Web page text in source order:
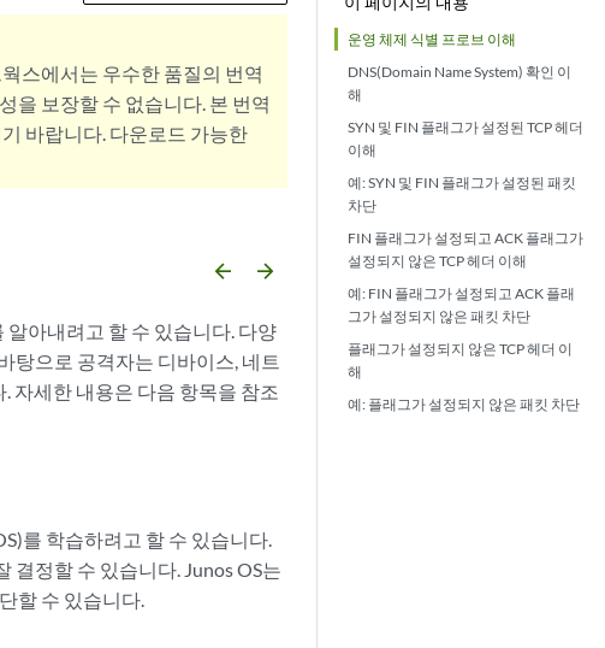
운영 체제 식별 프로브 이해
DNS(Domain Name System) 확인 이
해
SYN 및 FIN 플래그가 설정된 TCP 헤더
이해
예: SYN 및 FIN 플래그가 설정된 패킷
차단
FIN 플래그가 설정되고 ACK 플래그가
설정되지 않은 TCP 헤더 이해
예: FIN 플래그가 설정되고 ACK 플래
그가 설정되지 않은 패킷 차단
플래그가 설정되지 않은 TCP 헤더 이
해
예: 플래그가 설정되지 않은 패킷 차단
스에서는 우수한 품질의 번역
을 보장할 수 없습니다. 본 번역
바랍니다. 다운로드 가능한
arrow_backward arrow_forward
아내려고 할 수 있습니다. 다양
탕으로 공격자는 디바이스, 네트
자세한 내용은 다음 항목을 참조
를 학습하려고 할 수 있습니다.
결정할 수 있습니다. Junos OS는
할 수 있습니다.